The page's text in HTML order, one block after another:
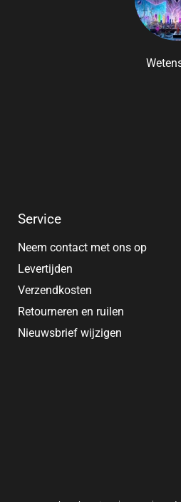
Service
Neem contact met ons op
Levertijden
Verzendkosten
Retourneren en ruilen
Nieuwsbrief wijzigen